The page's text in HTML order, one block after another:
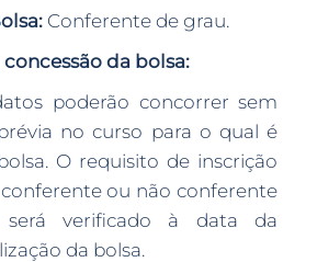
Conferente de grau.
da bolsa:
poderão concorrer sem
no curso para o qual é
O requisito de inscrição
ou não conferente
verificado à data da
da bolsa.